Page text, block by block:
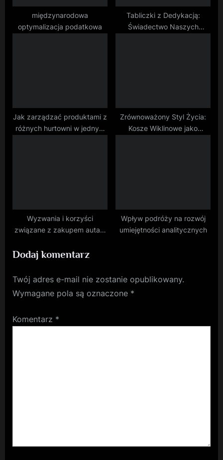
międzynarodowa
optymalizacja podatkowa
Tabliczki z Dedykacją:
Świadectwo Naszych
Jak zarządzać produktami z
różnych hurtowni w jednym
Zrównoważony Styl Życia:
Kosze Wiklinowe jako
Wyzwania i korzyści
związane z zakupem auta z
Wpływ podróży na rozwój
umiejętności analitycznych
Dodaj komentarz
Twój adres e-mail nie zostanie opublikowany.
Wymagane pola są oznaczone *
Komentarz *